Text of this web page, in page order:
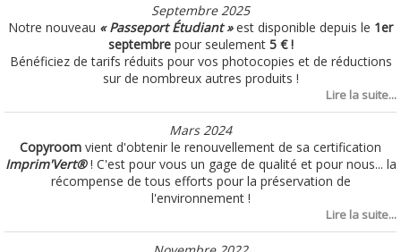
Septembre 2025
Notre nouveau « Passeport Étudiant »est disponible depuis le 1er
septembrepour seulement5 € !
Bénéficiez de tarifs réduits pour vos photocopies et de réductions
sur de nombreux autres produits !
Lire la suite...
Mars 2024
Copyroom vient d'obtenir le renouvellement de sa certification
Imprim'Vert®! C'est pour vous un gage de qualité et pour nous... la
récompense de tous efforts pour la préservation de
l'environnement !
Lire la suite...